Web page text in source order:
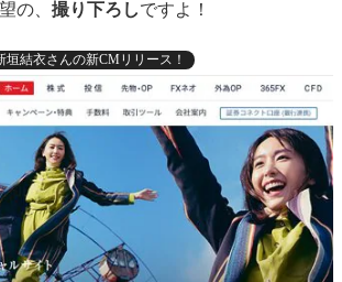
の、 撮り下ろしですよ！
結衣さんの新CMリリース！